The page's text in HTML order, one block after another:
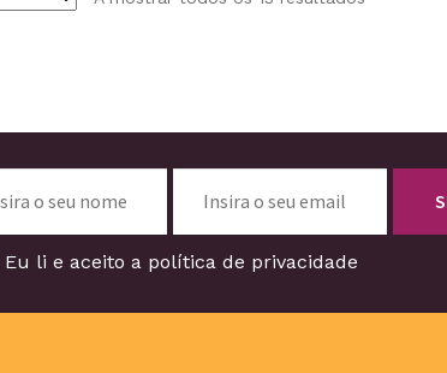
Eu li e aceito a política de privacidade